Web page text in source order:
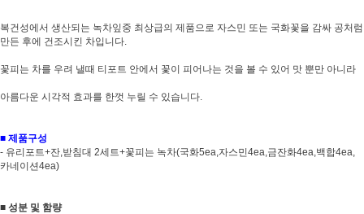
복건성에서 생산되는 녹차잎중 최상급의 제품으로 자스민 또는 국화꽃을 감싸 공처럼
만든 후에 건조시킨 차입니다.
꽃피는 차를 우려 낼때 티포트 안에서 꽃이 피어나는 것을 볼 수 있어 맛 뿐만 아니라
아름다운 시각적 효과를 한껏 누릴 수 있습니다.
■ 제품구성
- 유리포트+잔,받침대 2세트+꽃피는 녹차(국화5ea,자스민4ea,금잔화4ea,백합4ea,
카네이션4ea)
■ 성분 및 함량